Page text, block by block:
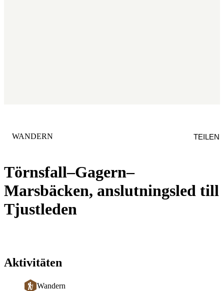
Törnsfall–Gagern–
Marsbäcken, anslutningsled till
Tjustleden
KATEGORIE
WANDERN TEILEN
Aktivitäten
Wandern